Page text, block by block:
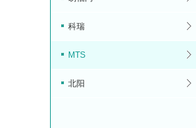
科瑞
MTS
北阳